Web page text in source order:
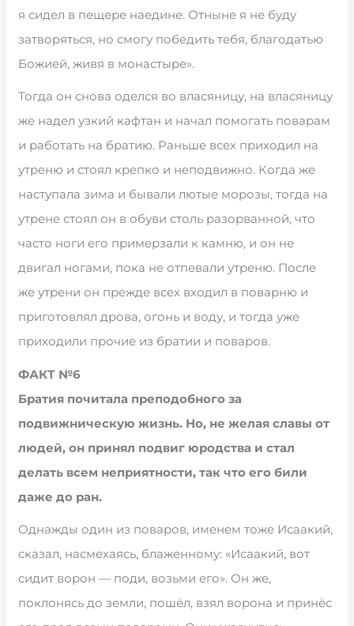
я сидел в пещере наедине. Отныне я не буду
затворяться, но смогу победить тебя, благодатью
Божией, живя в монастыре».
Тогда он снова оделся во власяницу, на власяницу
же надел узкий кафтан и начал помогать поварам
и работать на братию. Раньше всех приходил на
утреню и стоял крепко и неподвижно. Когда же
наступала зима и бывали лютые морозы, тогда на
утрене стоял он в обуви столь разорванной, что
часто ноги его примерзали к камню, и он не
двигал ногами, пока не отпевали утреню. После
же утрени он прежде всех входил в поварню и
приготовлял дрова, огонь и воду, и тогда уже
приходили прочие из братии и поваров.
ФАКТ №6
Братия почитала преподобного за
подвижническую жизнь. Но, не желая славы от
людей, он принял подвиг юродства и стал
делать всем неприятности, так что его били
даже до ран.
Однажды один из поваров, именем тоже Исаакий,
сказал, насмехаясь, блаженному: «Исаакий, вот
сидит ворон — поди, возьми его». Он же,
поклонясь до земли, пошёл, взял ворона и принёс